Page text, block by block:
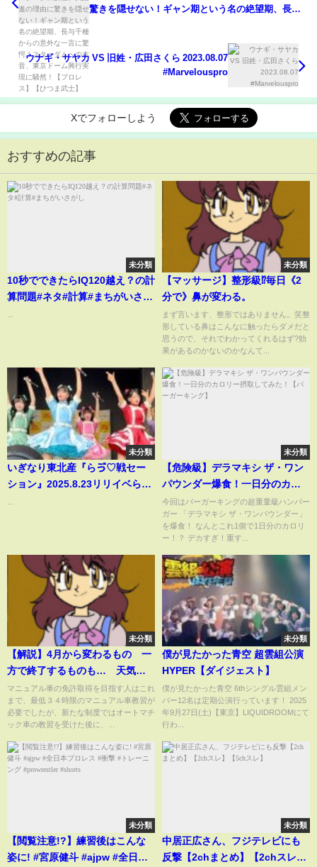
驚きを隠せない！ギャン期という名の絶望期、長与
つま武士】
ウナギ・サヤカ VS 旧姓・広田さくら 2023.08.07
#Marvelouspro
Xでフォローしよう
おすすめの記事
未分類
10秒でできたらIQ120越え？の計
算問題#ネタ#計算#まちがいさが
未分類
【マッサージ】整形級⁉️毎日《2
分で》鼻が変わる。
まず言います、整形ではありません。笑整
形している鼻はこんなに触ったらダメだと
思うので、それでわかってくれるはず?効
果があるのかないのかなんて...
未分類
いぎなり東北産『らゔ♡戦セー
ション』2025.8.23リリイベらら
未分類
【危険級】デラマキシ ザ・ワン
パウンダー爆食！一日分のカロ
リー摂取してみた！【バーガー
キング】
今回はバーガーキングの超重量級ハンバー
ガー 「デラマキシ ザ・ワンパウンダー」
を爆食！ なんとこれ1個で1日分のカロリ
ー！？ デカすぎ！重す...
未分類
【解説】4月から変わるもの 一
方で終了するものも… 天気予
報177やサイン決済、びん牛乳な
どは3月で終了
マニュアル車の免許取得を目指す人はこれ
まで、最低３４時限のマニュアル車教習が
必要でしたが、新たな制度ではオートマチ
ック車の教習を受けた後に、...
未分類
僕が見たかった青空 超雲組公演
HYPER【ダイジェスト】
僕が見たかった青空 6thシングル雲組メン
バー12名は定期公演行っています！ 2025
年9月27日(土)【東京】LIQUIDROOMにて
行わ...
未分類
【閲覧注意!?】練習後はこんな
姿に! #宮原健斗 #ajpw #全日本
未分類
中居正広さん、フジテレビにも
反撃【2chまとめ】【2chスレ】